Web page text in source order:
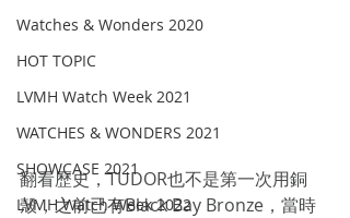
Watches & Wonders 2020
HOT TOPIC
LVMH Watch Week 2021
WATCHES & WONDERS 2021
SHOWCASE 2021
LVMH Watch Week 2022
翻看歷史，TUDOR也不是第一次用銅
殼，之前已有Black Bay Bronze，當時